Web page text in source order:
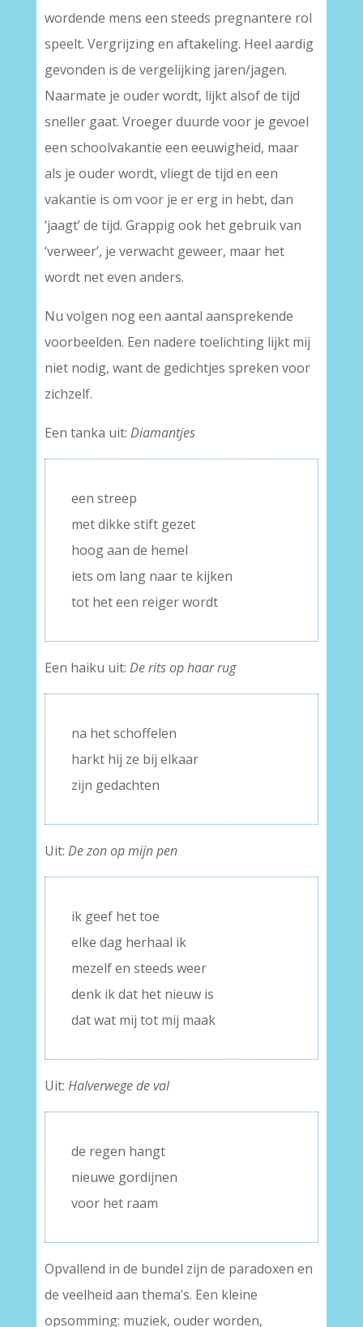
wordende mens een steeds pregnantere rol
speelt. Vergrijzing en aftakeling. Heel aardig
gevonden is de vergelijking jaren/jagen.
Naarmate je ouder wordt, lijkt alsof de tijd
sneller gaat. Vroeger duurde voor je gevoel
een schoolvakantie een eeuwigheid, maar
als je ouder wordt, vliegt de tijd en een
vakantie is om voor je er erg in hebt, dan
‘jaagt’ de tijd. Grappig ook het gebruik van
‘verweer’, je verwacht geweer, maar het
wordt net even anders.
Nu volgen nog een aantal aansprekende
voorbeelden. Een nadere toelichting lijkt mij
niet nodig, want de gedichtjes spreken voor
zichzelf.
Een tanka uit: Diamantjes
een streep
met dikke stift gezet
hoog aan de hemel
iets om lang naar te kijken
tot het een reiger wordt
Een haiku uit: De rits op haar rug
na het schoffelen
harkt hij ze bij elkaar
zijn gedachten
Uit: De zon op mijn pen
ik geef het toe
elke dag herhaal ik
mezelf en steeds weer
denk ik dat het nieuw is
dat wat mij tot mij maak
Uit: Halverwege de val
de regen hangt
nieuwe gordijnen
voor het raam
Opvallend in de bundel zijn de paradoxen en
de veelheid aan thema’s. Een kleine
opsomming: muziek, ouder worden,